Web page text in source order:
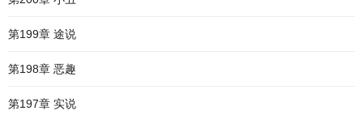
第199章 途说
第198章 恶趣
第197章 实说